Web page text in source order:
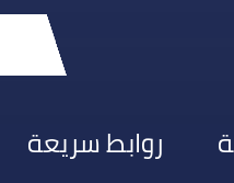
روابط سريعة